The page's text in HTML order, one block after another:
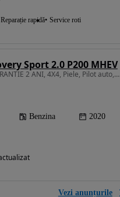
Reparație rapidă Service roti
Sport 2.0 P200 MHEV
1997 cm3 • 200 CP • GARANTIE 2 ANI, 4X4, Piele, Pilot auto, Scaune incalzite, LED
Benzina 2020
Vezi anunțurile